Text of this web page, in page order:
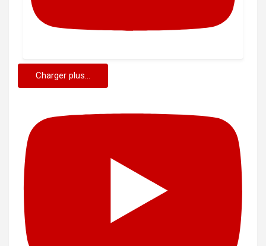
Charger plus...